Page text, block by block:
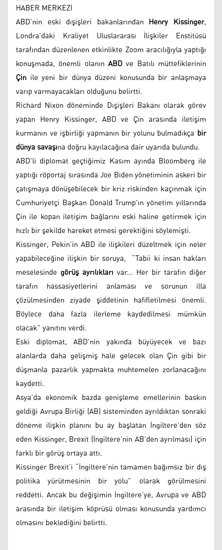
HABER MERKEZİ
ABD’nin eski dışişleri bakanlarından Henry Kissinger,
Londra'daki Kraliyet Uluslararası İlişkiler Enstitüsü
tarafından düzenlenen etkinlikte Zoom aracılığıyla yaptığı
konuşmada, önemli olanın ABD ve Batılı müttefiklerinin
Çin ile yeni bir dünya düzeni konusunda bir anlaşmaya
varıp varmayacakları olduğunu belirtti.
Richard Nixon döneminde Dışişleri Bakanı olarak görev
yapan Henry Kissinger, ABD ve Çin arasında iletişim
kurmanın ve işbirliği yapmanın bir yolunu bulmadıkça bir
dünya savaşına doğru kayılacağına dair uyarıda bulundu.
ABD'li diplomat geçtiğimiz Kasım ayında Bloomberg ile
yaptığı röportaj sırasında Joe Biden yönetiminin askeri bir
çatışmaya dönüşebilecek bir kriz riskinden kaçınmak için
Cumhuriyetçi Başkan Donald Trump'ın yönetim yıllarında
Çin ile kopan iletişim bağlarını eski haline getirmek için
hızlı bir şekilde hareket etmesi gerektiğini söylemişti.
Kissinger, Pekin’in ABD ile ilişkileri düzeltmek için neler
yapabileceğine ilişkin bir soruya, “Tabii ki insan hakları
meselesinde görüş ayrılıkları var... Her bir tarafın diğer
tarafın hassasiyetlerini anlaması ve sorunun illa
çözülmesinden ziyade şiddetinin hafifletilmesi önemli.
Böylece daha fazla ilerleme kaydedilmesi mümkün
olacak” yanıtını verdi.
Eski diplomat, ABD’nin yakında büyüyecek ve bazı
alanlarda daha gelişmiş hale gelecek olan Çin gibi bir
düşmanla pazarlık yapmakta muhtemelen zorlanacağını
kaydetti.
Asya’da ekonomik bazda genişleme emellerinin baskın
geldiği Avrupa Birliği (AB) sisteminden ayrıldıktan sonraki
döneme ilişkin planını bu ay başlatan İngiltere’den söz
eden Kissinger, Brexit (İngiltere’nin AB’den ayrılması) için
farklı bir görüş ortaya attı.
Kissinger Brexit’i “İngiltere’nin tamamen bağımsız bir dış
politika yürütmesinin bir yolu” olarak görülmesini
reddetti. Ancak bu değişimin İngiltere’ye, Avrupa ve ABD
arasında bir iletişim köprüsü olması konusunda yardımcı
olmasını beklediğini belirtti.